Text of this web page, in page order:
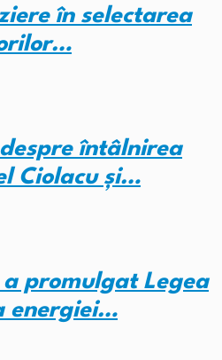
în selectarea
întâlnirea
Ciolacu și…
a promulgat Legea
energiei…